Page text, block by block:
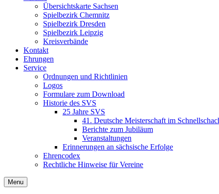
Übersichtskarte Sachsen
Spielbezirk Chemnitz
Spielbezirk Dresden
Spielbezirk Leipzig
Kreisverbände
Kontakt
Ehrungen
Service
Ordnungen und Richtlinien
Logos
Formulare zum Download
Historie des SVS
25 Jahre SVS
41. Deutsche Meisterschaft im
Berichte zum Jubiläum
Veranstaltungen
Erinnerungen an sächsische Erfolge
Ehrencodex
Rechtliche Hinweise für Vereine
Menu